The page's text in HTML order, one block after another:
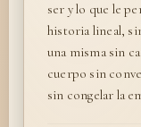
ser y lo que le
historia lineal,
una misma sin
cuerpo sin
sin congelar la